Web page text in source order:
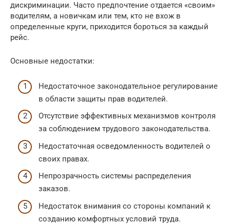
дискриминации. Часто предпочтение отдается «своим»
водителям, а новичкам или тем, кто не вхож в
определенные круги, приходится бороться за каждый
рейс.
Основные недостатки:
Недостаточное законодательное регулирование
в области защиты прав водителей.
Отсутствие эффективных механизмов контроля
за соблюдением трудового законодательства.
Недостаточная осведомленность водителей о
своих правах.
Непрозрачность системы распределения
заказов.
Недостаток внимания со стороны компаний к
созданию комфортных условий труда.